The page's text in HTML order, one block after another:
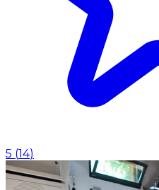
5 (14)